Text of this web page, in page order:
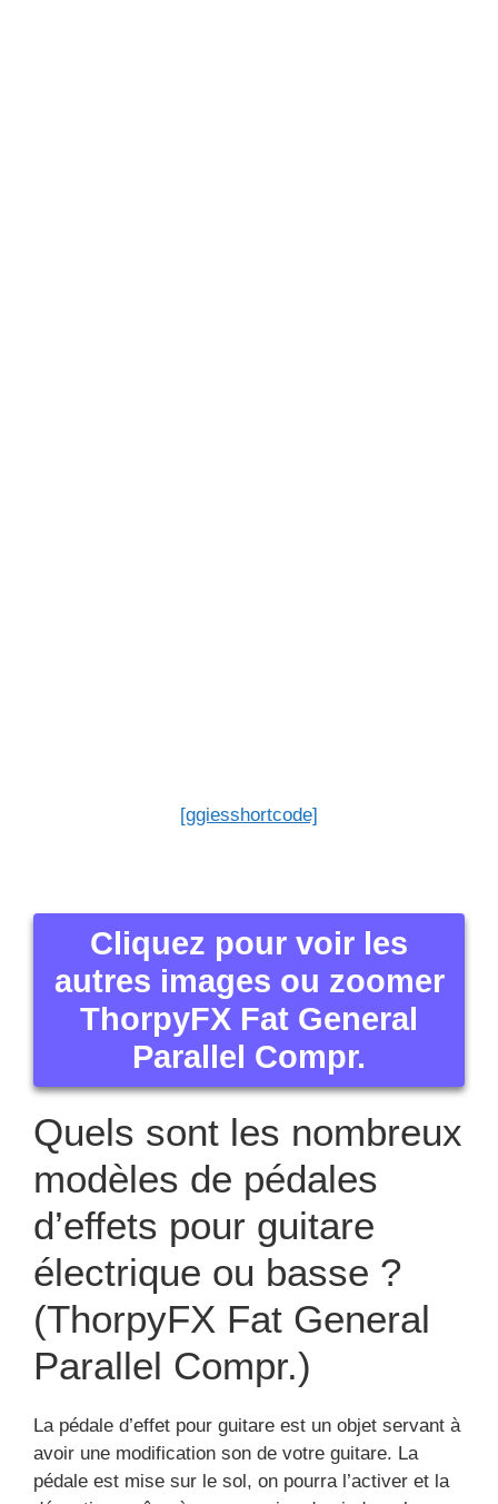
[ggiesshortcode]
Cliquez pour voir les
autres images ou zoomer
ThorpyFX Fat General
Parallel Compr.
Quels sont les nombreux
modèles de pédales
d’effets pour guitare
électrique ou basse ?
(ThorpyFX Fat General
Parallel Compr.)
La pédale d’effet pour guitare est un objet servant à
avoir une modification son de votre guitare. La
pédale est mise sur le sol, on pourra l’activer et la